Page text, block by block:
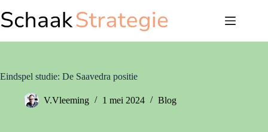
naar
de
Eindspel studie: De Saavedra positie
V.Vleeming 1 mei 2024 Blog